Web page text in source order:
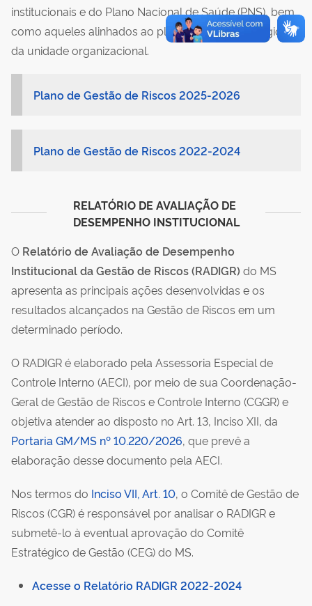
institucionais e do Plano Nacional de Saúde (PNS), bem
como aqueles alinhados ao planejamento estratégico
da unidade organizacional.
Plano de Gestão de Riscos 2025-2026
Plano de Gestão de Riscos 2022-2024
RELATÓRIO DE AVALIAÇÃO DE
DESEMPENHO INSTITUCIONAL
O Relatório de Avaliação de Desempenho
Institucional da Gestão de Riscos (RADIGR) do MS
apresenta as principais ações desenvolvidas e os
resultados alcançados na Gestão de Riscos em um
determinado período.
O RADIGR é elaborado pela Assessoria Especial de
Controle Interno (AECI), por meio de sua Coordenação-
Geral de Gestão de Riscos e Controle Interno (CGGR)e
objetiva atender ao disposto no Art. 13, Inciso XII, da
Portaria GM/MS nº 10.220/2026, que prevê a
elaboração desse documento pela AECI.
Nos termos do Inciso VII, Art. 10, o Comitê de Gestão de
Riscos (CGR) é responsável por analisar o RADIGR e
submetê-lo à eventual aprovação do Comitê
Estratégico de Gestão (CEG) do MS.
Acesse o Relatório RADIGR 2022-2024